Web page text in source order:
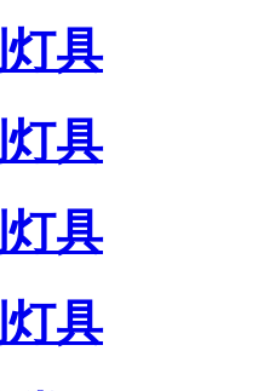
具
具
具
具